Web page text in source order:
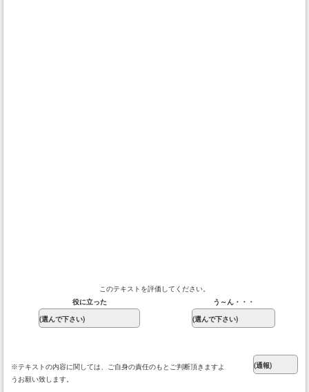
このテキストを評価してください。
役に立った
う～ん・・・
※テキストの内容に関しては、ご自身の責任のもとご判断頂きますよ
うお願い致します。